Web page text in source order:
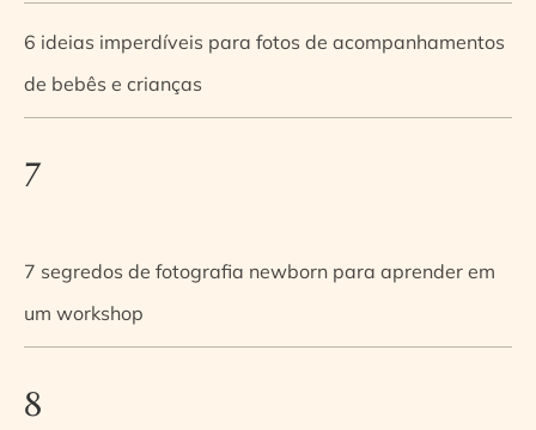
6 ideias imperdíveis para fotos de acompanhamentos
de bebês e crianças
7
7 segredos de fotografia newborn para aprender em
um workshop
8